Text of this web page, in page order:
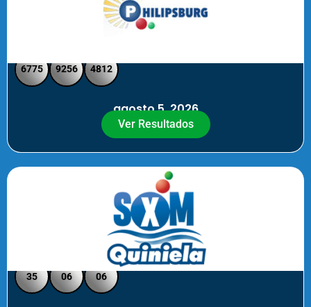
6775 9256 4812
agosto 5, 2026
Ver Resultados
Quiniela SXM - Noche
35 06 06